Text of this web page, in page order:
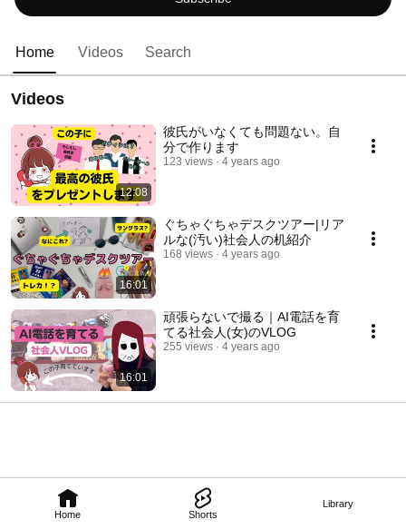
Home Shorts
Library
Home Videos Search
Videos
12:08
彼氏がいなくても問題ない。自
分で作ります
123 views 4 years ago
16:01
ぐちゃぐちゃデスクツアー|リア
ルな(汚い)社会人の机紹介
168 views 4 years ago
16:01
頑張らないで撮る｜AI電話を育
てる社会人(女)のVLOG
255 views 4 years ago